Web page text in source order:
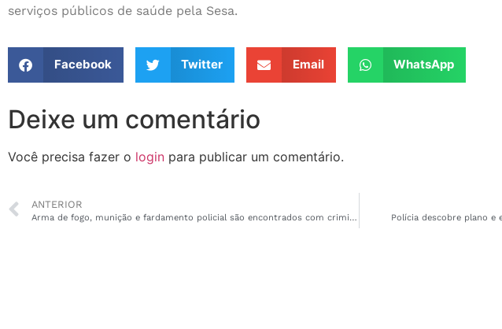
serviços públicos de saúde pela Sesa.
Facebook Twitter Email WhatsApp
Deixe um comentário
Você precisa fazer o login para publicar um comentário.
ANTERIOR
Arma de fogo, munição e fardamento policial são encontrados com criminoso em Macapá Polícia descobre plano e